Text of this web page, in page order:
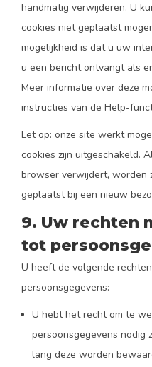
handmatig verwijderen. U
cookies niet geplaatst
mogelijkheid is dat u uw
u een bericht ontvangt als
Meer informatie over deze
instructies van de Help-
Let op: onze site werkt
cookies zijn uitgeschakeld.
browser verwijdert, worden
geplaatst bij een nieuw
9. Uw rechten
tot
U heeft de volgende
persoonsgegevens:
U hebt het recht om te
persoonsgegevens nodig
lang deze worden